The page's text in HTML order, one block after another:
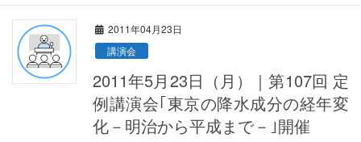
2011年04月23日
講演会
2011年5月23日（月）｜第107回 定
例講演会｢東京の降水成分の経年変
化－明治から平成まで－｣開催